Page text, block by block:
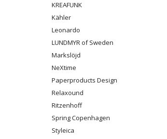
KREAFUNK
Kähler
Leonardo
LUNDMYR of Sweden
Markslöjd
NeXtime
Paperproducts Design
Relaxound
Ritzenhoff
Spring Copenhagen
Styleica
LED-lampa/Högtalare/Qi Ellie